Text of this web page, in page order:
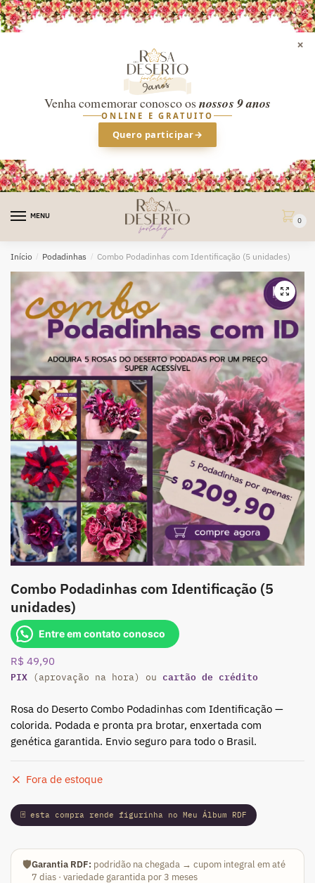
×
Venha comemorar conosco osnossos 9 anos
ONLINE E GRATUITO
Quero participar→
MENU
0
Início / Podadinhas / Combo Podadinhas com Identificação (5 unidades)
🔍
Combo Podadinhas com Identificação (5
unidades)
Entre em contato conosco
R$ 49,90
PIX (aprovação na hora) ou cartão de crédito
Rosa do Deserto Combo Podadinhas com Identificação —
colorida. Podada e pronta pra brotar, enxertada com
genética garantida. Envio seguro para todo o Brasil.
Fora de estoque
🃏 esta compra rende figurinha no Meu Álbum RDF
🛡️Garantia RDF: podridão na chegada → cupom integral em até
7 dias · variedade garantida por 3 meses